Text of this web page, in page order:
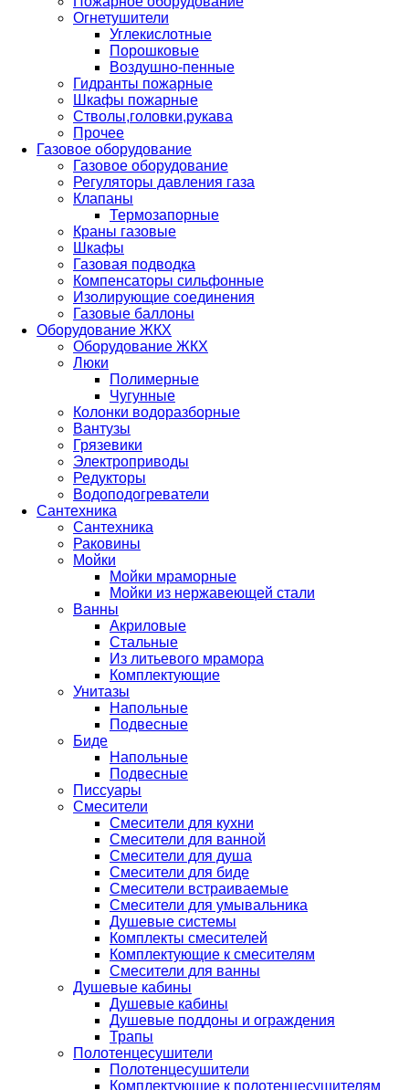
Огнетушители
Углекислотные
Порошковые
Воздушно-пенные
Гидранты пожарные
Шкафы пожарные
Стволы,головки,рукава
Прочее
Газовое оборудование
Газовое оборудование
Регуляторы давления газа
Клапаны
Термозапорные
Краны газовые
Шкафы
Газовая подводка
Компенсаторы сильфонные
Изолирующие соединения
Газовые баллоны
Оборудование ЖКХ
Оборудование ЖКХ
Люки
Полимерные
Чугунные
Колонки водоразборные
Вантузы
Грязевики
Электроприводы
Редукторы
Водоподогреватели
Сантехника
Сантехника
Раковины
Мойки
Мойки мраморные
Мойки из нержавеющей стали
Ванны
Акриловые
Стальные
Из литьевого мрамора
Комплектующие
Унитазы
Напольные
Подвесные
Биде
Напольные
Подвесные
Писсуары
Смесители
Смесители для кухни
Смесители для ванной
Смесители для душа
Смесители для биде
Смесители встраиваемые
Смесители для умывальника
Душевые системы
Комплекты смесителей
Комплектующие к смесителям
Смесители для ванны
Душевые кабины
Душевые кабины
Душевые поддоны и ограждения
Трапы
Полотенцесушители
Полотенцесушители
Комплектующие к полотенцесушителям